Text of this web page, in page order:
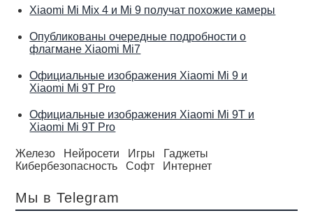
Xiaomi Mi Mix 4 и Mi 9 получат похожие камеры
Опубликованы очередные подробности о
флагмане Xiaomi Mi7
Официальные изображения Xiaomi Mi 9 и
Xiaomi Mi 9T Pro
Официальные изображения Xiaomi Mi 9T и
Xiaomi Mi 9T Pro
Железо Нейросети Игры
Гаджеты
Кибербезопасность
Софт Интернет
Мы в Telegram